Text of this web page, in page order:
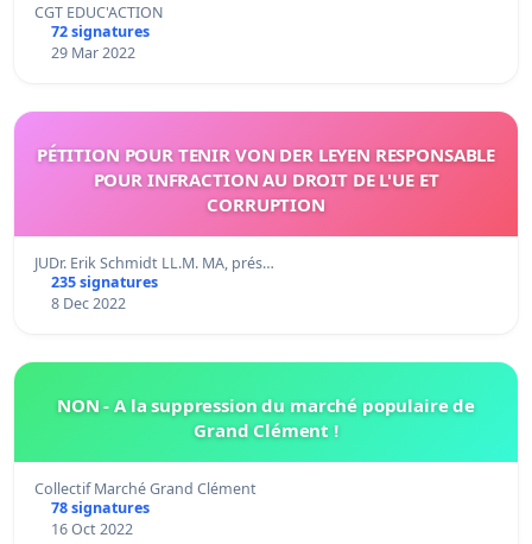
CGT EDUC'ACTION
72 signatures
29 Mar 2022
PÉTITION POUR TENIR VON DER LEYEN RESPONSABLE
POUR INFRACTION AU DROIT DE L'UE ET
CORRUPTION
JUDr. Erik Schmidt LL.M. MA, prés…
235 signatures
8 Dec 2022
NON - A la suppression du marché populaire de
Grand Clément !
Collectif Marché Grand Clément
78 signatures
16 Oct 2022